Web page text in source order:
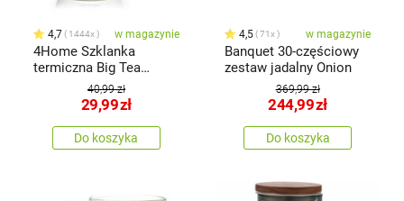
4,7 1444x w magazynie
4Home Szklanka
termiczna Big Tea
Hot&Cool 480 ml, 1 szt.
40,99 zł
29,99zł
Do koszyka
4,5 71x w magazynie
Banquet 30-częściowy
zestaw jadalny Onion
369,99 zł
244,99zł
Do koszyka